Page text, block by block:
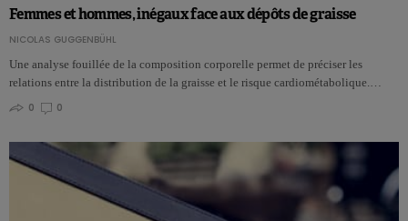
Femmes et hommes, inégaux face aux dépôts de graisse
NICOLAS GUGGENBÜHL
Une analyse fouillée de la composition corporelle permet de préciser les
relations entre la distribution de la graisse et le risque cardiométabolique.…
0
0